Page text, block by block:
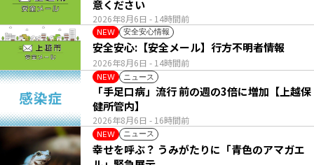
2026年8月6日 - 14時間前
意ください
NEW 安全安心情報
2026年8月6日 - 14時間前
安全安心:【安全メール】行方不明者情報
NEW ニュース
2026年8月6日 - 16時間前
「手足口病」流行 前の週の3倍に増加【上越保
健所管内】
NEW ニュース
幸せを呼ぶ？ うみがたりに「青色のアマガエ